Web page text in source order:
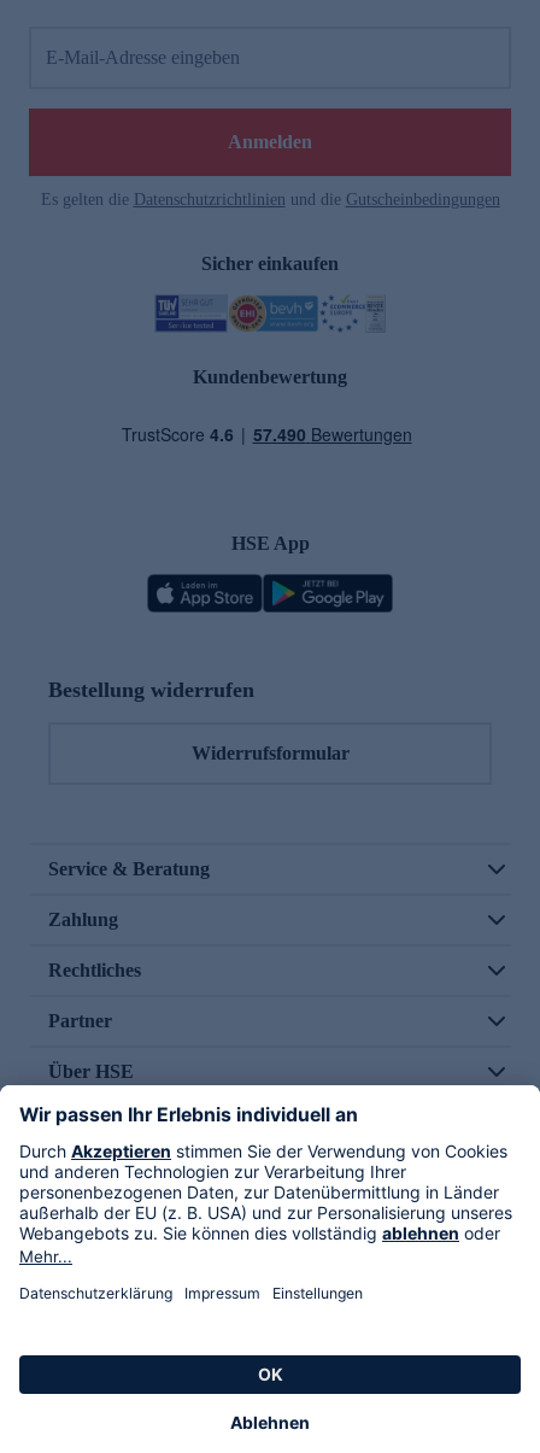
E-Mail-Adresse eingeben
Anmelden
Es gelten die Datenschutzrichtlinien und die Gutscheinbedingungen
Sicher einkaufen
Kundenbewertung
HSE App
Bestellung widerrufen
Widerrufsformular
Service & Beratung
Zahlung
Rechtliches
Partner
Über HSE
Im TV
HSE International